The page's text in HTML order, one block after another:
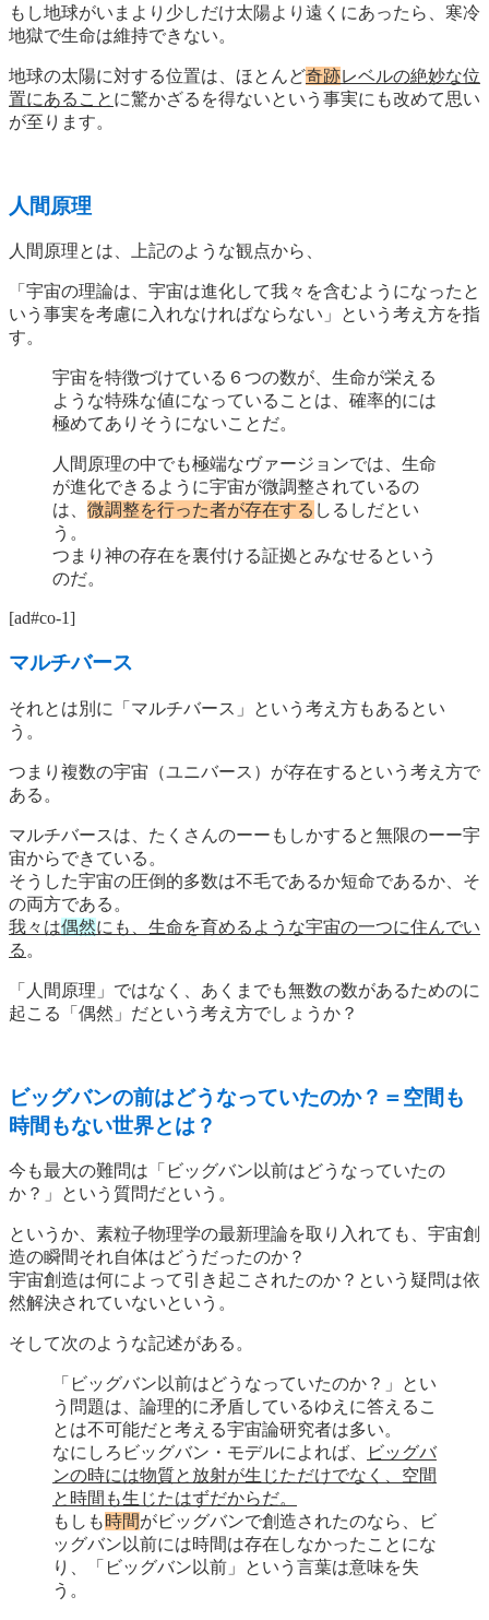
もし地球がいまより少しだけ太陽より遠くにあったら、寒冷
地獄で生命は維持できない。
地球の太陽に対する位置は、ほとんど奇跡レベルの絶妙な位
置にあること に驚かざるを得ないという事実にも改めて思い
が至ります。
人間原理
人間原理とは、上記のような観点から、
「宇宙の理論は、宇宙は進化して我々を含むようになったと
いう事実を考慮に入れなければならない」という考え方を指
す。
宇宙を特徴づけている６つの数が、生命が栄える
ような特殊な値になっていることは、確率的には
極めてありそうにないことだ。
人間原理の中でも極端なヴァージョンでは、生命
が進化できるように宇宙が微調整されているの
は、 微調整を行った者が存在する しるしだとい
う。
つまり神の存在を裏付ける証拠とみなせるという
のだ。
[ad#co-1]
マルチバース
それとは別に「マルチバース」という考え方もあるとい
う。
つまり複数の宇宙（ユニバース）が存在するという考え方で
ある。
マルチバースは、たくさんのーーもしかすると無限のーー宇
宙からできている。
そうした宇宙の圧倒的多数は不毛であるか短命であるか、そ
の両方である。
我々は偶然にも、生命を育めるような宇宙の一つに住んでい
る 。
「人間原理」ではなく、あくまでも無数の数があるためのに
起こる「偶然」だという考え方でしょうか？
ビッグバンの前はどうなっていたのか？＝空間も
時間もない世界とは？
今も最大の難問は「ビッグバン以前はどうなっていたの
か？」という質問だという。
というか、素粒子物理学の最新理論を取り入れても、宇宙創
造の瞬間それ自体はどうだったのか？
宇宙創造は何によって引き起こされたのか？という疑問は依
然解決されていないという。
そして次のような記述がある。
「ビッグバン以前はどうなっていたのか？」とい
う問題は、論理的に矛盾しているゆえに答えるこ
とは不可能だと考える宇宙論研究者は多い。
なにしろビッグバン・モデルによれば、
ビッグバ
ンの時には物質と放射が生じただけでなく、空間
と時間も生じたはずだからだ。
もしも時間がビッグバンで創造されたのなら、ビ
ッグバン以前には時間は存在しなかったことにな
り、「ビッグバン以前」という言葉は意味を失
う。